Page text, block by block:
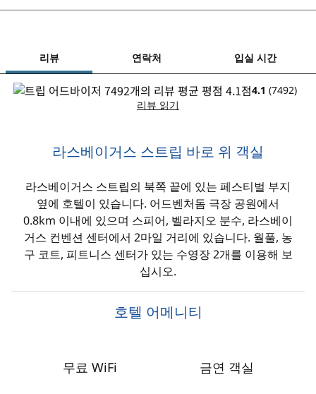
리뷰 연락처 입실 시간
4.1 (7492)
리뷰 읽기
라스베이거스 스트립 바로 위 객실
라스베이거스 스트립의 북쪽 끝에 있는 페스티벌 부지
옆에 호텔이 있습니다. 어드벤처돔 극장 공원에서
0.8km 이내에 있으며 스피어, 벨라지오 분수, 라스베이
거스 컨벤션 센터에서 2마일 거리에 있습니다. 월풀, 농
구 코트, 피트니스 센터가 있는 수영장 2개를 이용해 보
십시오.
호텔 어메니티
무료 WiFi 금연 객실